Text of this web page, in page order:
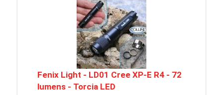
Fenix Light - LD01 Cree XP-E R4 - 72
lumens - Torcia LED